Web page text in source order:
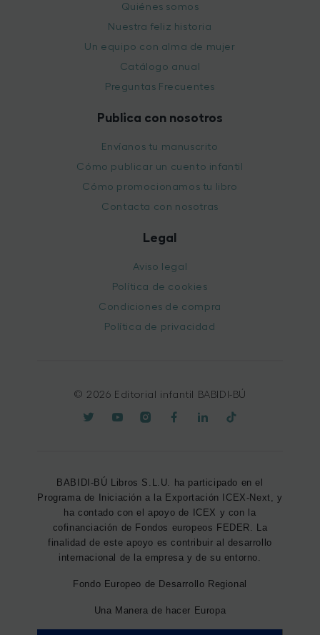
Quiénes somos
Nuestra feliz historia
Un equipo con alma de mujer
Catálogo anual
Preguntas Frecuentes
Publica con nosotros
Envíanos tu manuscrito
Cómo publicar un cuento infantil
Cómo promocionamos tu libro
Contacta con nosotras
Legal
Aviso legal
Política de cookies
Condiciones de compra
Política de privacidad
© 2026 Editorial infantil BABIDI-BÚ
BABIDI-BÚ Libros S.L.U. ha participado en el
Programa de Iniciación a la Exportación ICEX-Next, y
ha contado con el apoyo de ICEX y con la
cofinanciación de Fondos europeos FEDER. La
finalidad de este apoyo es contribuir al desarrollo
internacional de la empresa y de su entorno.
Fondo Europeo de Desarrollo Regional
Una Manera de hacer Europa